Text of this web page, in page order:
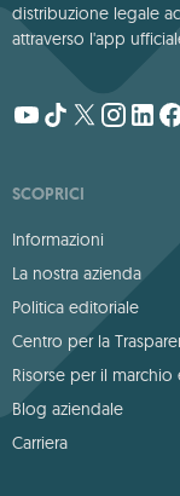
distribuzione legale
attraverso l'app
SCOPRICI
Informazioni
La nostra azienda
Politica editoriale
Centro per la
Risorse per il marchio
Blog aziendale
Carriera